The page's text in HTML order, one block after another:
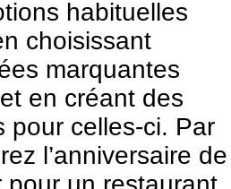
habituelles
choisissant
marquantes
en créant des
pour celles-ci. Par
l’anniversaire de